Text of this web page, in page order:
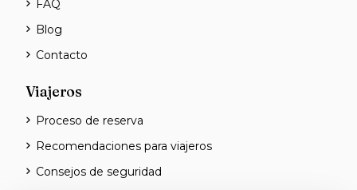
FAQ
Blog
Contacto
Viajeros
Proceso de reserva
Recomendaciones para viajeros
Consejos de seguridad